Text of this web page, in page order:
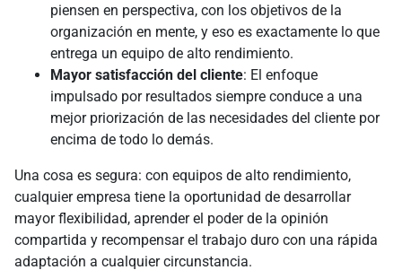
piensen en perspectiva, con los objetivos de la
organización en mente, y eso es exactamente lo que
entrega un equipo de alto rendimiento.
Mayor satisfacción del cliente: El enfoque
impulsado por resultados siempre conduce a una
mejor priorización de las necesidades del cliente por
encima de todo lo demás.
Una cosa es segura: con equipos de alto rendimiento,
cualquier empresa tiene la oportunidad de desarrollar
mayor flexibilidad, aprender el poder de la opinión
compartida y recompensar el trabajo duro con una rápida
adaptación a cualquier circunstancia.